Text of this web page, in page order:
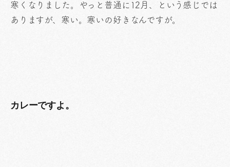
寒くなりました。やっと普通に12月、という感じでは
ありますが、寒い。寒いの好きなんですが。
カレーですよ。